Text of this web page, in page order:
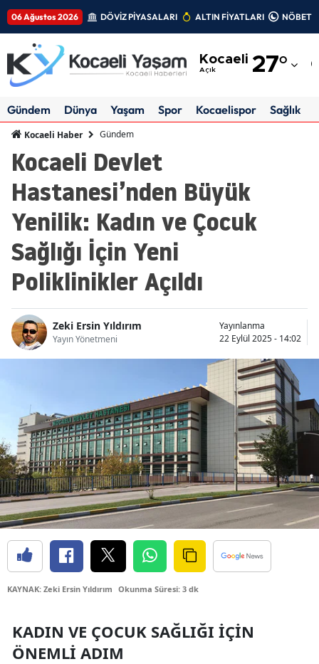
06 Ağustos 2026 DÖVİZ PİYASALARI ALTIN FİYATLARI
Kocaeli
Açık 27°
Adıyaman
Ankara
Antalya
Balıkesir
Bilecik
Bingöl
Bitlis
Burdur
Bursa
Çanakkale
Çankırı
Çorum
Diyarbakır
Gündem Dünya Yaşam Spor Kocaelispor Sağlık
Kocaeli Haber Gündem
Kocaeli Devlet
Hastanesi’nden Büyük
Yenilik: Kadın ve Çocuk
Sağlığı İçin Yeni
Poliklinikler Açıldı
Zeki Ersin Yıldırım
Yayın Yönetmeni
Yayınlanma
22 Eylül 2025 - 14:02
KAYNAK: Zeki Ersin Yıldırım Okunma Süresi: 3 dk
KADIN VE ÇOCUK SAĞLIĞI İÇIN
ÖNEMLI ADIM